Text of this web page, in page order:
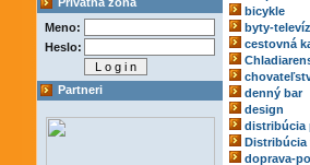
Meno:
Heslo:
Partneri
bicykle
byty-
cestovná
denný bar
design
distribúcia
Distribúcia
doprava-